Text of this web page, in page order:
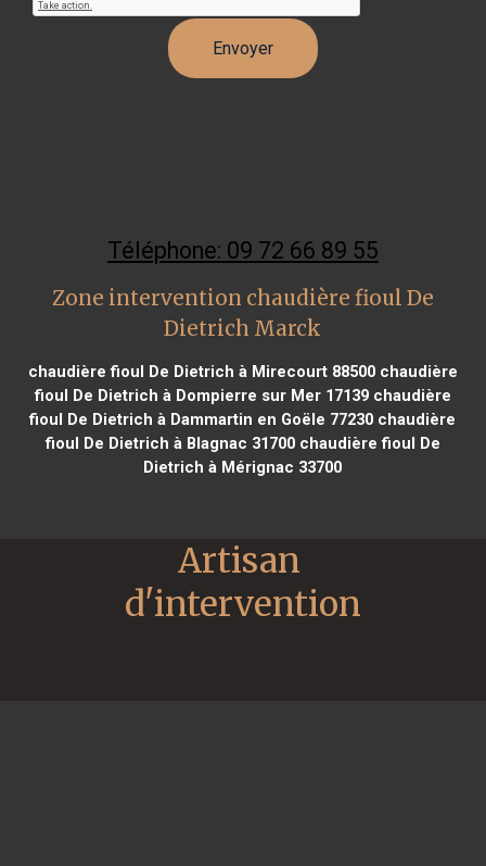
Téléphone: 09 72 66 89 55
Zone intervention chaudière fioul De
Dietrich Marck
chaudière fioul De Dietrich à Mirecourt 88500chaudière
fioul De Dietrich à Dompierre sur Mer 17139chaudière
fioul De Dietrich à Dammartin en Goële 77230 chaudière
fioul De Dietrich à Blagnac 31700chaudière fioul De
Dietrich à Mérignac 33700
Artisan
d'intervention